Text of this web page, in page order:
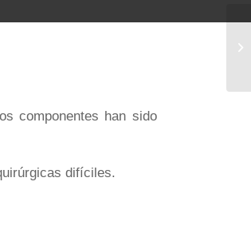
componentes han sido
difíciles.